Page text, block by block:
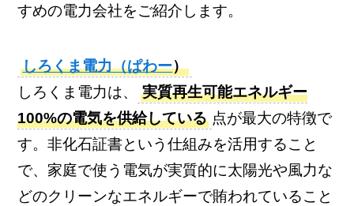
すめの電力会社をご紹介します。
しろくま電力（ぱわー）
しろくま電力は、
実質再生可能エネルギー
100%の電気を供給している 点が最大の特徴で
す。非化石証書という仕組みを活用すること
で、家庭で使う電気が実質的に太陽光や風力な
どのクリーンなエネルギーで賄われていること